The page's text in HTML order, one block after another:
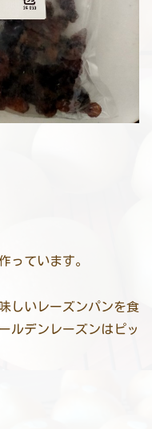
っています。
しいレーズンパンを食
ルデンレーズンはピッ